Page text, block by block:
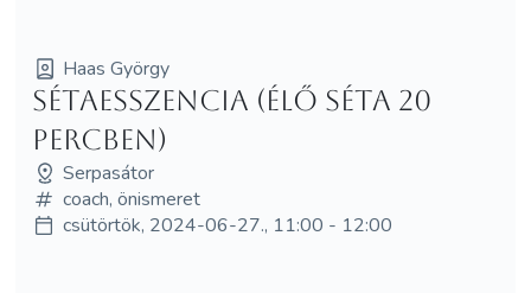
Haas György
Sétaesszencia (élő séta 20
percben)
Serpasátor
coach, önismeret
csütörtök, 2024-06-27., 11:00 - 12:00